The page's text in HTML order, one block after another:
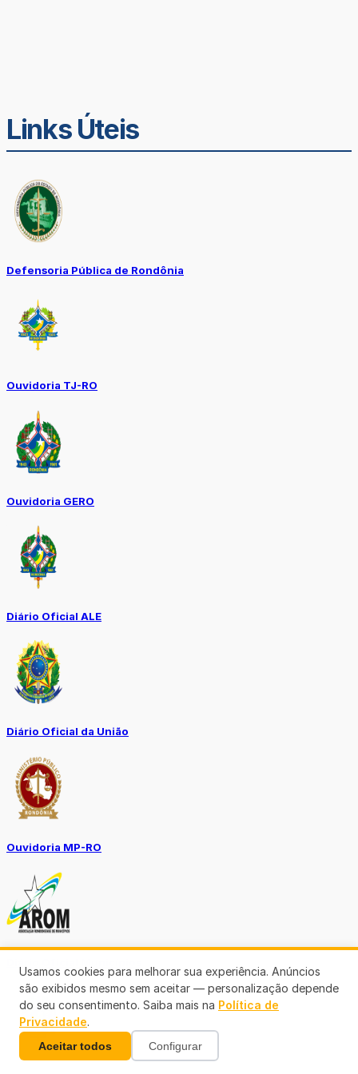
Links Úteis
Defensoria Pública de Rondônia
Ouvidoria TJ-RO
Ouvidoria GERO
Diário Oficial ALE
Diário Oficial da União
Ouvidoria MP-RO
Usamos cookies para melhorar sua experiência. Anúncios
são exibidos mesmo sem aceitar — personalização depende
do seu consentimento. Saiba mais na Política de
Privacidade.
Aceitar todos Configurar